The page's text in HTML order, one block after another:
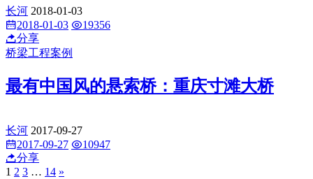
长河 2018-01-03
2018-01-03
19356
分享
桥梁工程案例
最有中国风的悬索桥：重庆寸滩大桥
长河 2017-09-27
2017-09-27
10947
分享
1 2 3 … 14 »